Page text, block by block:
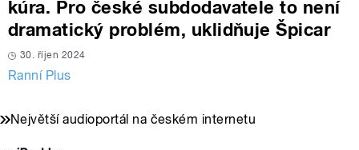
kúra. Pro české subdodavatele to není
dramatický problém, uklidňuje Špicar
30. říjen 2024
Ranní Plus
Největší audioportál na českém internetu